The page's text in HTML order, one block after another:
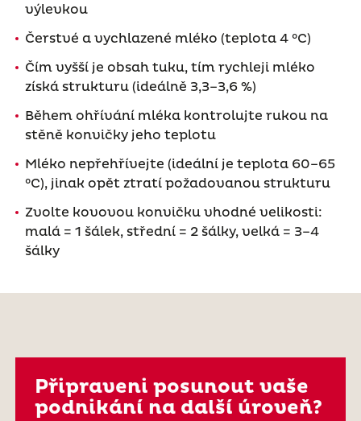
výlevkou
Čerstvé a vychlazené mléko (teplota 4 °C)
Čím vyšší je obsah tuku, tím rychleji mléko
získá strukturu (ideálně 3,3–3,6 %)
Během ohřívání mléka kontrolujte rukou na
stěně konvičky jeho teplotu
Mléko nepřehřívejte (ideální je teplota 60–65
°C), jinak opět ztratí požadovanou strukturu
Zvolte kovovou konvičku vhodné velikosti:
malá = 1 šálek, střední = 2 šálky, velká = 3–4
šálky
Připraveni posunout vaše
podnikání na další úroveň?